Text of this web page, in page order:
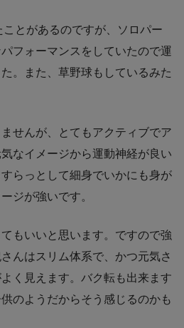
ことがあるのですが、ソロパー
フォーマンスをしていたので運
。また、草野球もしているみた
せんが、とてもアクティブでア
なイメージから運動神経が良い
らっとして細身でいかにも身が
ジが強いです。
もいいと思います。ですので強
んはスリム体系で、かつ元気さ
く見えます。バク転も出来ます
のようだからそう感じるのかも